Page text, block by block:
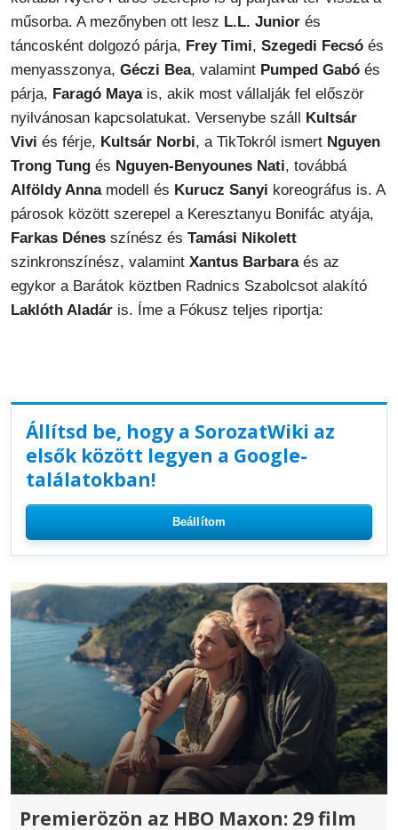
műsorba. A mezőnyben ott lesz L.L. Junior és
táncosként dolgozó párja, Frey Timi, Szegedi Fecsó és
menyasszonya, Géczi Bea, valamint Pumped Gabó és
párja, Faragó Mayais, akik most vállalják fel először
nyilvánosan kapcsolatukat. Versenybe száll Kultsár
Vivi és férje, Kultsár Norbi, a TikTokról ismert Nguyen
Trong Tung és Nguyen-Benyounes Nati, továbbá
Alföldy Annamodell és Kurucz Sanyi koreográfus is. A
párosok között szerepel a Keresztanyu Bonifác atyája,
Farkas Dénes színész és Tamási Nikolett
szinkronszínész, valamint Xantus Barbaraés az
egykor a Barátok köztben Radnics Szabolcsot alakító
Laklóth Aladár is. Íme a Fókusz teljes riportja:
Állítsd be, hogy a SorozatWiki az
elsők között legyen a Google-
találatokban!
Beállítom
Premierözön az HBO Maxon: 29 film